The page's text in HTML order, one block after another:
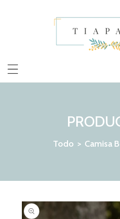
Todo > Camisa
INFORMACIÓN DEL PRODUCTO